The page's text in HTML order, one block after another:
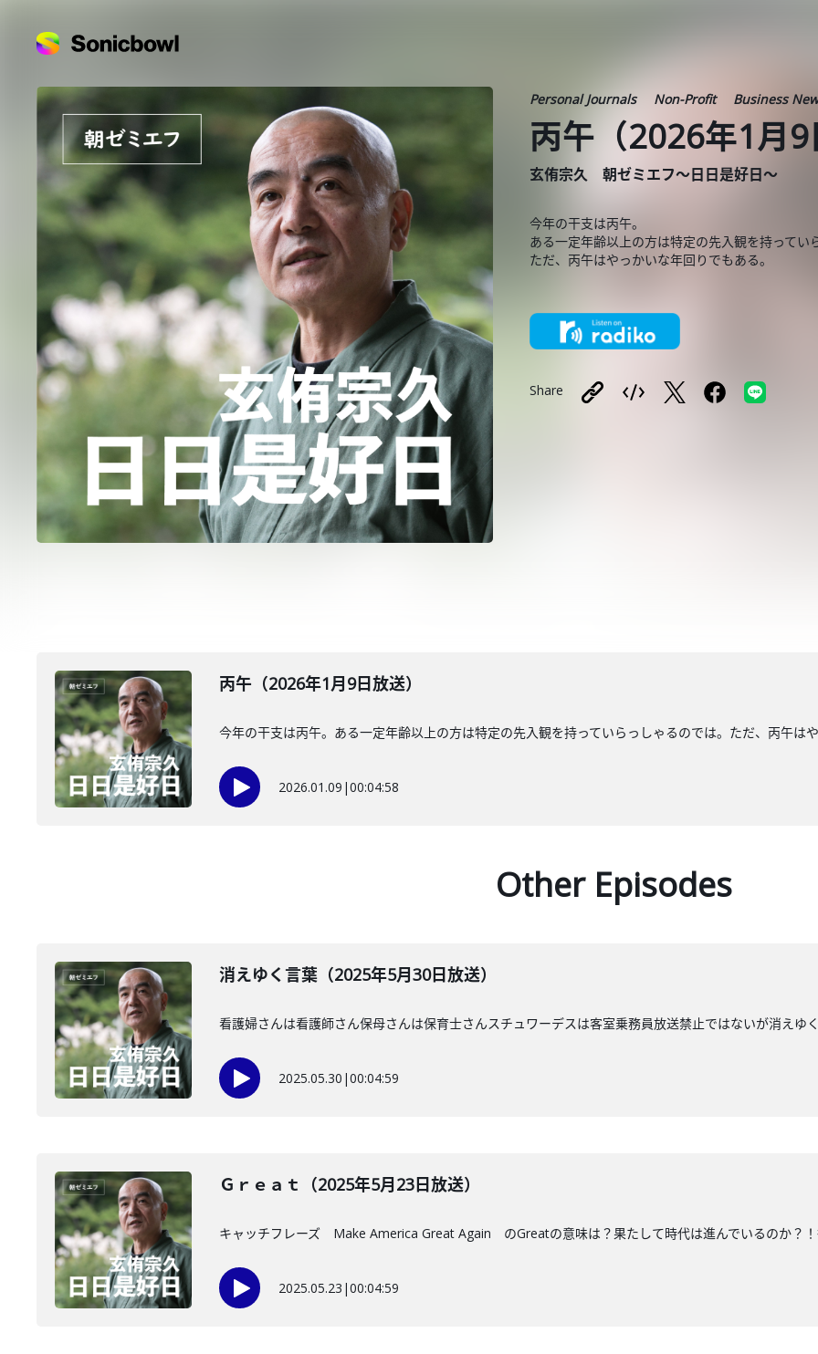
Personal Journals Non-Profit Business
丙午（2026年1月
玄侑宗久 朝ゼミエフ～日日是好日～
今年の干支は丙午。
ある一定年齢以上の方は特定の先入観を持ってい
ただ、丙午はやっかいな年回りでもある。
Share
丙午（2026年1月9日放送）
今年の干支は丙午。ある一定年齢以上の方は特定の先入観を持っていらっしゃるのでは。ただ、丙午は
2026.01.09 |00:04:58
Other Episodes
消えゆく言葉（2025年5月30日放送）
看護婦さんは看護師さん保母さんは保育士さんスチュワーデスは客室乗務員放送禁止ではないが消えゆ
2025.05.30 |00:04:59
Ｇｒｅａｔ（2025年5月23日放送）
キャッチフレーズ Make America Great Again のGreatの意味は？果たして時代は進んでいるのか？
2025.05.23 |00:04:59